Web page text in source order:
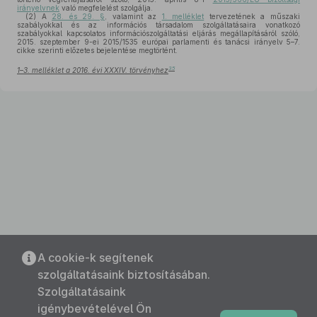
irányelvnek való megfelelést szolgálja.
(2) A 28. és 29. § , valamint az 1. melléklet tervezetének a műszaki
szabályokkal és az információs társadalom szolgáltatásaira vonatkozó
szabályokkal kapcsolatos információszolgáltatási eljárás megállapításáról szóló,
2015. szeptember 9-ei 2015/1535 európai parlamenti és tanácsi irányelv 5–7.
cikke szerinti előzetes bejelentése megtörtént.
1–3. melléklet a 2016. évi XXXIV. törvényhez 35
A cookie-k segítenek
szolgáltatásaink biztosításában.
Szolgáltatásaink
igénybevételével Ön